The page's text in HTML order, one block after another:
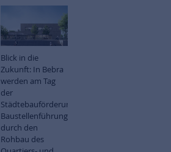
Blick in die
Zukunft: In Bebra
werden am Tag
der
Städtebauförderung
Baustellenführungen
durch den
Rohbau des